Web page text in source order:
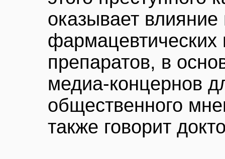
оказывает
препаратов, в
медиа-концернов
общественного
также говорит